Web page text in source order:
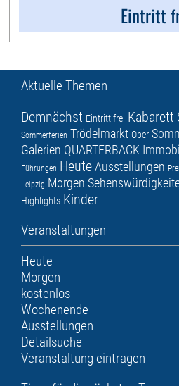
Eintritt
Aktuelle Themen
Demnächst Eintritt frei Kabarett
Sommerferien Trödelmarkt Oper
Galerien QUARTERBACK
Führungen HeuteAusstellungen
Leipzig Morgen
Highlights Kinder
Veranstaltungen
Heute
Morgen
kostenlos
Wochenende
Ausstellungen
Detailsuche
Veranstaltung eintragen